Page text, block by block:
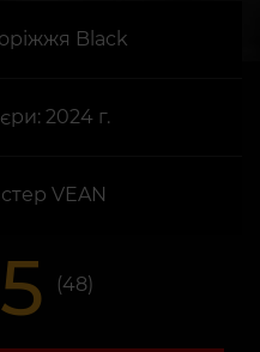
Black
2024 г.
VEAN
5 (48)